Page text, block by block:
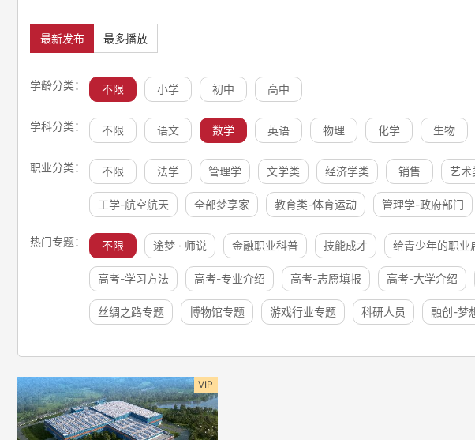
最新发布 最多播放
学龄分类： 不限 小学 初中 高中
学科分类： 不限 语文 数学 英语 物理 化学 生物
职业分类： 不限 法学 管理学 文学类 经济学类 销售 艺术
工学-航空航天 全部梦享家 教育类-体育运动 管理学-政府部门
热门专题： 不限 途梦 · 师说 金融职业科普 技能成才 给青少年的职业
高考-学习方法 高考-专业介绍 高考-志愿填报 高考-大学介绍
丝绸之路专题 博物馆专题 游戏行业专题 科研人员 融创-梦
VIP